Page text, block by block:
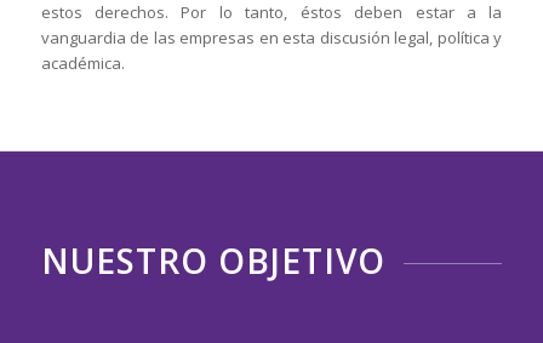
estos derechos. Por lo tanto, éstos deben estar a la
vanguardia de las empresas en esta discusión legal, política y
académica.
NUESTRO OBJETIVO